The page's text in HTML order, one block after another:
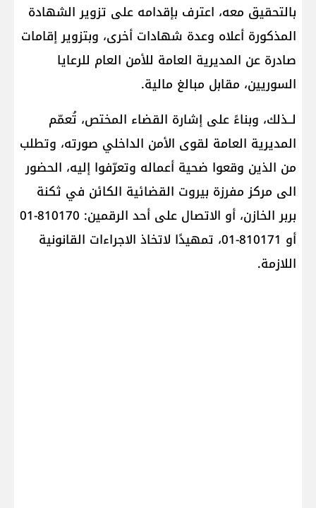
بالتحقيق معه، اعترف بإقدامه على تزوير الشهادة
المذكورة أعلاه وعدة شهادات أخرى، وبتزوير إقامات
صادرة عن المديرية العامة للأمن العام للرعايا
السوريين، مقابل مبالغ مالية.
لــذلك، وبناءً على إشارة القضاء المختص، تُعمّم
المديرية العامة لقوى الأمن الداخلي صورته، وتطلب
من الذين وقعوا ضحية أعماله وتعرّفوا إليه، الحضور
الى مركز مفرزة بيروت القضائية الكائن في ثكنة
بربر الخازن، أو الاتصال على أحد الرقمين: 810170-01
أو 810171-01، تمهيدًا لاتخاذ الاجراءات القانونية
اللازمة.